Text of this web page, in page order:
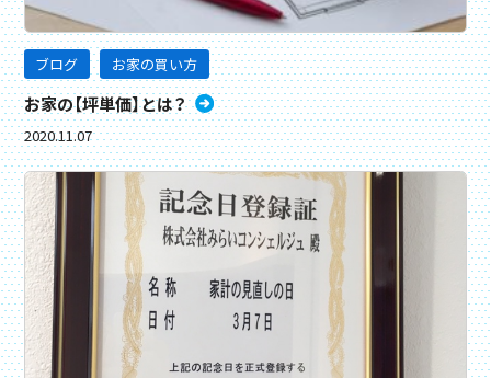
ブログ お家の買い方
お家の【坪単価】とは？
2020.11.07